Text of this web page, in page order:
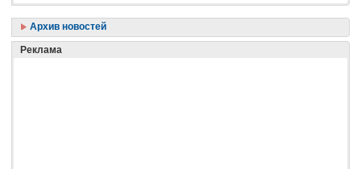
Архив новостей
Реклама